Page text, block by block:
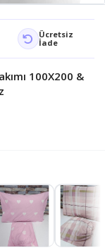
Ücretsiz
İade
100X200 &